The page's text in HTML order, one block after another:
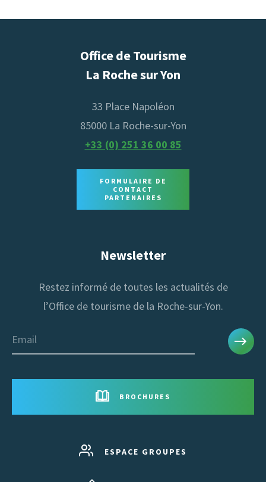
Office de Tourisme
La Roche sur Yon
33 Place Napoléon
85000 La Roche-sur-Yon
+33 (0) 251 36 00 85
FORMULAIRE DE
CONTACT
PARTENAIRES
Newsletter
Restez informé de toutes les actualités de
l’Office de tourisme de la Roche-sur-Yon.
Email
BROCHURES
ESPACE GROUPES